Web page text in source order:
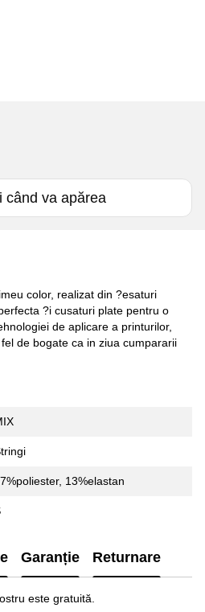
când va apărea
color, realizat din ?esaturi
?i cusaturi plate pentru o
de aplicare a printurilor,
de bogate ca in ziua cumpararii
13%elastan
Garanție Returnare
este gratuită.